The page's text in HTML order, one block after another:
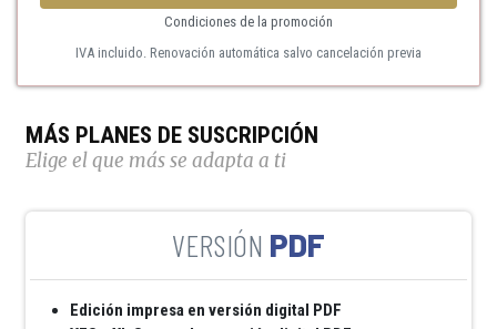
Condiciones de la promoción
IVA incluido. Renovación automática salvo cancelación previa
MÁS PLANES DE SUSCRIPCIÓN
Elige el que más se adapta a ti
PDF
Edición impresa en versión digital PDF